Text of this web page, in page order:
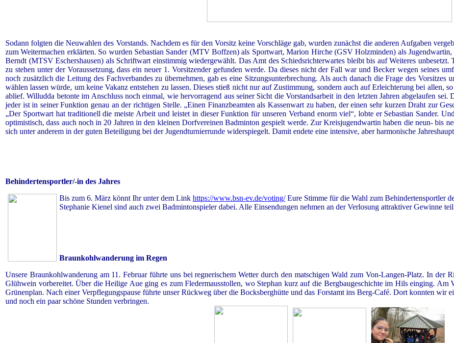
Sodann folgten die Neuwahlen des Vorstands. Nachdem es für den Vorsitz keine Vorschläge gab, wurden zunächst die anderen Aufgaben
zum Weitermachen erklärten. So wurden Sebastian Sander (MTV Boffzen) als Sportwart, Marion Hirche (GSV Holzminden) als
Berndt (MTSV Eschershausen) als Schriftwart einstimmig wiedergewählt. Das Amt des Schiedsrichterwartes bleibt bis auf Weiteres
zu stehen unter der Voraussetzung, dass ein neuer 1. Vorsitzender gefunden werde. Da dieses nicht der Fall war und Becker wegen seines
noch zusätzlich die Leitung des Fachverbandes zu übernehmen, gab es eine Sitzungsunterbrechung. Als auch danach die Frage des Vorsitzes
wählen lassen würde, um keine Vakanz entstehen zu lassen. Dieses stieß nicht nur auf Zustimmung, sondern auch auf Erleichterung bei allen,
ablief. Willudda betonte im Anschluss noch einmal, wie hervorragend aus seiner Sicht die Vorstandsarbeit in den letzten Jahren abgelaufen sei.
jeder ist in seiner Funktion genau an der richtigen Stelle. „Einen Finanzbeamten als Kassenwart zu haben, der einen sehr kurzen Draht zur
„Der Sportwart hat traditionell die meiste Arbeit und leistet in dieser Funktion für unseren Verband enorm viel“, lobte er Sebastian Sander.
optimistisch, dass auch noch in 20 Jahren in den kleinen Dorfvereinen Badminton gespielt werde. Zur Kreisjugendwartin haben die neun- bis
sich unter anderem in der guten Beteiligung bei der Jugendturnierrunde widerspiegelt. Damit endete eine intensive, aber harmonische
Behindertensportler/-in des Jahres
Bis zum 6. März könnt Ihr unter dem Link https://www.bsn-ev.de/voting/Eure Stimme für die Wahl zum Behindertensportler
Stephanie Kienel sind auch zwei Badmintonspieler dabei. Alle Einsendungen nehmen an der Verlosung attraktiver Gewinne
Braunkohlwanderung im Regen
Unsere Braunkohlwanderung am 11. Februar führte uns bei regnerischem Wetter durch den matschigen Wald zum Von-Langen-Platz. In der
Glühwein vorbereitet. Über die Heilige Aue ging es zum Fledermausstollen, wo Stephan kurz auf die Bergbaugeschichte im Hils einging. Am
Grünenplan. Nach einer Verpflegungspause führte unser Rückweg über die Bocksberghütte und das Forstamt ins Berg-Café. Dort konnten wir
und noch ein paar schöne Stunden verbringen.